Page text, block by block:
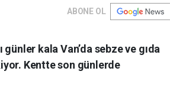
ABONE OL
kala Van’da sebze ve gıda
Kentte son günlerde